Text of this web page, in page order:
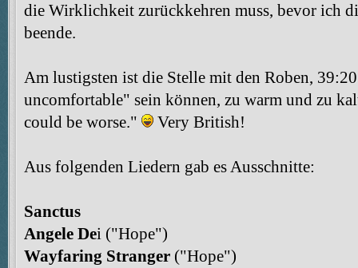
die Wirklichkeit zurückkehren muss, bevor ich
beende.
Am lustigsten ist die Stelle mit den Roben,
uncomfortable" sein können, zu warm und zu
could be worse."
Very British!
Aus folgenden Liedern gab es Ausschnitte:
Sanctus
Angele Dei ("Hope")
Wayfaring Stranger ("Hope")